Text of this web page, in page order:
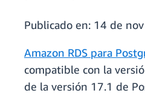
Publicado en: 14 de
Amazon RDS para
compatible con la
de la versión 17.1 de